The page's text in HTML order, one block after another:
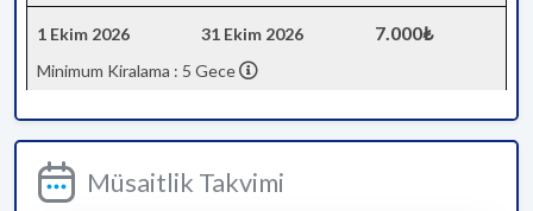
1 Ekim 2026 31 Ekim 2026 7.000₺
Minimum Kiralama : 5 Gece
Müsaitlik Takvimi